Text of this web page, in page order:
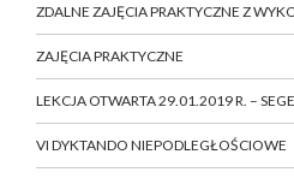
ZDALNE ZAJĘCIA PRAKTYCZNE Z
ZAJĘCIA PRAKTYCZNE
LEKCJA OTWARTA 29.01.2019 R. –
VI DYKTANDO NIEPODLEGŁOŚCIOWE